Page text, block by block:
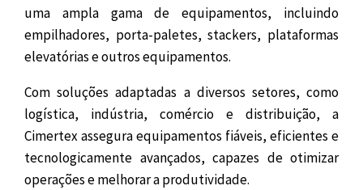
uma ampla gama de equipamentos, incluindo
empilhadores, porta-paletes, stackers, plataformas
elevatórias e outros equipamentos.
Com soluções adaptadas a diversos setores, como
logística, indústria, comércio e distribuição, a
Cimertex assegura equipamentos fiáveis, eficientes e
tecnologicamente avançados, capazes de otimizar
operações e melhorar a produtividade.